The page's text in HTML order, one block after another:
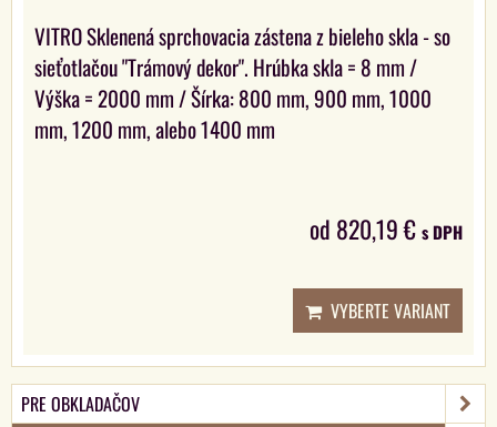
VITRO Sklenená sprchovacia zástena z bieleho skla - so
sieťotlačou "Trámový dekor". Hrúbka skla = 8 mm /
Výška = 2000 mm / Šírka: 800 mm, 900 mm, 1000
mm, 1200 mm, alebo 1400 mm
od 820,19 € s DPH
VYBERTE VARIANT
PRE OBKLADAČOV